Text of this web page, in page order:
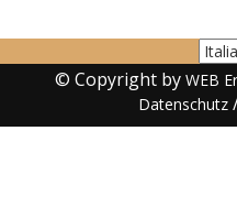
© Copyright by WEB
Datenschutz